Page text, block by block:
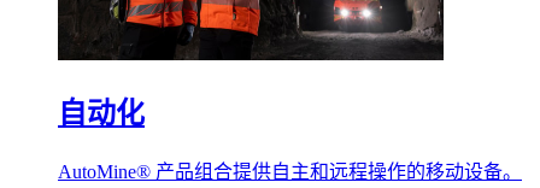
自动化
AutoMine® 产品组合提供自主和远程操作的移动设备。